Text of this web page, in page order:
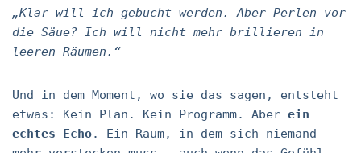
„Klar will ich gebucht werden. Aber Perlen vor
die Säue? Ich will nicht mehr brillieren in
leeren Räumen.“
Und in dem Moment, wo sie das sagen, entsteht
etwas: Kein Plan. Kein Programm. Aber ein
echtes Echo. Ein Raum, in dem sich niemand